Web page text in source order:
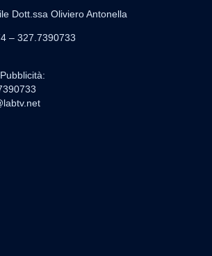
Dott.ssa Oliviero Antonella
– 327.7390733